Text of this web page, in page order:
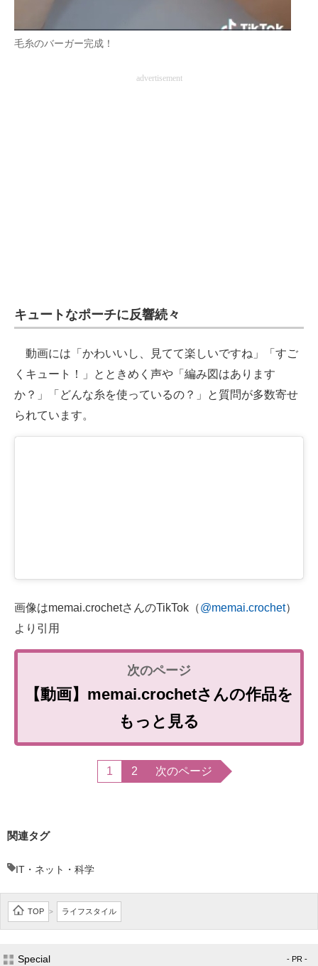
毛糸のバーガー完成！
advertisement
キュートなポーチに反響続々
動画には「かわいいし、見てて楽しいですね」「すご
くキュート！」とときめく声や「編み図はあります
か？」「どんな糸を使っているの？」と質問が多数寄せ
られています。
画像はmemai.crochetさんのTikTok（@memai.crochet）
より引用
【動画】memai.crochetさんの作品を
もっと見る
1 2 次のページ
関連タグ
IT・ネット・科学
TOP > ライフスタイル
Special - PR -